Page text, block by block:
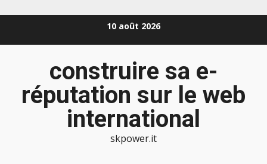
10 août 2026
construire sa e-
réputation sur le web
international
skpower.it